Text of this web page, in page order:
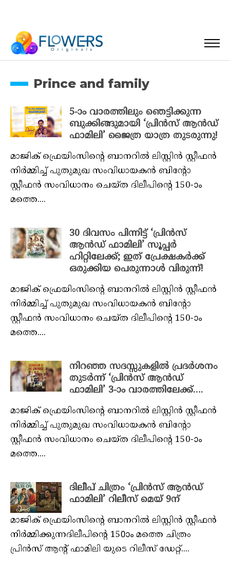
Prince and family
5-ാം വാരത്തിലും ഞെട്ടിക്കുന്ന
ബുക്കിങ്ങുമായി ‘പ്രിൻസ് ആൻഡ്
ഫാമിലി’ ജൈത്ര യാത്ര തുടരുന്നു!
മാജിക് ഫ്രെയിംസിന്റെ ബാനറിൽ ലിസ്റ്റിൻ സ്റ്റീഫൻ
നിർമ്മിച്ച് പുതുമുഖ സംവിധായകൻ ബിന്റോ
സ്റ്റീഫൻ സംവിധാനം ചെയ്ത ദിലീപിന്റെ 150-ാം
മത്തെ....
30 ദിവസം പിന്നിട്ട് ‘പ്രിൻസ്
ആൻഡ് ഫാമിലി’ സൂപ്പർ
ഹിറ്റിലേക്ക്‌; ഇത് പ്രേക്ഷകർക്ക്
ഒരുക്കിയ പെരുന്നാൾ വിരുന്ന്!
മാജിക് ഫ്രെയിംസിന്റെ ബാനറിൽ ലിസ്റ്റിൻ സ്റ്റീഫൻ
നിർമ്മിച്ച് പുതുമുഖ സംവിധായകൻ ബിന്റോ
സ്റ്റീഫൻ സംവിധാനം ചെയ്ത ദിലീപിന്റെ 150-ാം
മത്തെ....
നിറഞ്ഞ സദസ്സുകളിൽ പ്രദർശനം
തുടർന്ന് ‘പ്രിൻസ് ആൻഡ്
ഫാമിലി’ 3-ാം വാരത്തിലേക്ക്‌….
മാജിക് ഫ്രെയിംസിന്റെ ബാനറിൽ ലിസ്റ്റിൻ സ്റ്റീഫൻ
നിർമ്മിച്ച് പുതുമുഖ സംവിധായകൻ ബിന്റോ
സ്റ്റീഫൻ സംവിധാനം ചെയ്ത ദിലീപിന്റെ 150-ാം
മത്തെ....
ദിലീപ് ചിത്രം ‘പ്രിൻസ് ആൻഡ്
ഫാമിലി’ റിലീസ് മെയ് 9ന്
മാജിക് ഫ്രെയിംസിന്റെ ബാനറിൽ ലിസ്റ്റിൻ സ്റ്റീഫൻ
നിർമ്മിക്കുന്നദിലീപിന്റെ 150ാം മത്തെ ചിത്രം
പ്രിൻസ് ആന്റ് ഫാമിലി യുടെ റിലീസ് ഡേറ്റ്....